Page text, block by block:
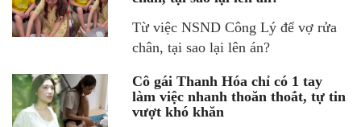
Từ việc NSND Công Lý để vợ rửa
chân, tại sao lại lên án?
Cô gái Thanh Hóa chỉ có 1 tay
làm việc nhanh thoăn thoắt, tự tin
vượt khó khăn